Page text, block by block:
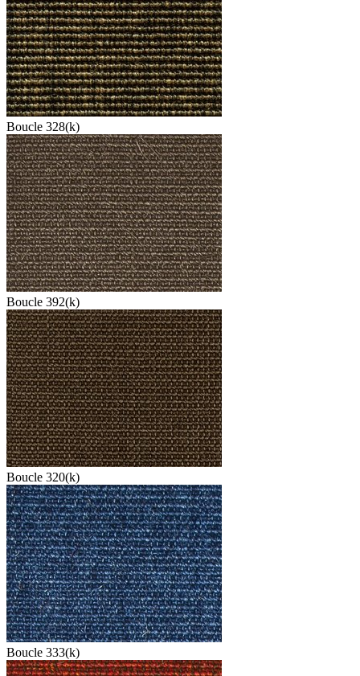
Boucle 328(k)
Boucle 392(k)
Boucle 320(k)
Boucle 333(k)